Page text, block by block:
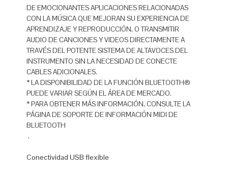
DE EMOCIONANTES APLICACIONES RELACIONADAS
CON LA MÚSICA QUE MEJORAN SU EXPERIENCIA DE
APRENDIZAJE Y REPRODUCCIÓN, O TRANSMITIR
AUDIO DE CANCIONES Y VIDEOS DIRECTAMENTE A
TRAVÉS DEL POTENTE SISTEMA DE ALTAVOCES DEL
INSTRUMENTO SIN LA NECESIDAD DE CONECTE
CABLES ADICIONALES.
* LA DISPONIBILIDAD DE LA FUNCIÓN BLUETOOTH®
PUEDE VARIAR SEGÚN EL ÁREA DE MERCADO.
* PARA OBTENER MÁS INFORMACIÓN, CONSULTE LA
PÁGINA DE SOPORTE DE INFORMACIÓN MIDI DE
BLUETOOTH
.
Conectividad USB flexible